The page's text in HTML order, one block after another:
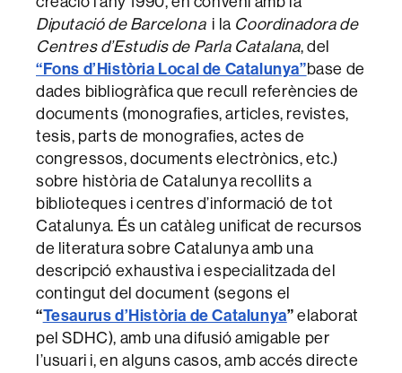
Diputacióde Barcelona i la Coordinadorade
Centres d’Estudis de Parla Catalana, del
“Fons d’Història Local de Catalunya”base de
dades bibliogràfica que recull referències de
documents (monografies, articles, revistes,
tesis, parts de monografies, actes de
congressos, documents electrònics, etc.)
sobre història de Catalunya recollits a
biblioteques i centres d’informació de tot
Catalunya. És un catàleg unificat de recursos
de literatura sobre Catalunya amb una
descripció exhaustiva i especialitzada del
contingut del document (segons el
“Tesaurus d’Història de Catalunya”elaborat
pel SDHC), amb una difusió amigable per
l’usuari i, en alguns casos, amb accés directe